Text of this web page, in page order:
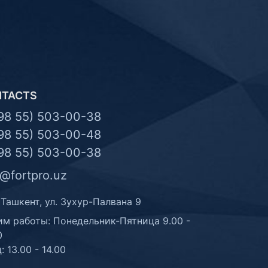
55) 503-00-38
55) 503-00-48
55) 503-00-38
ул. Зухур-Палвана 9
работы: Понедельник-Пятница 9.00 -
13.00 - 14.00